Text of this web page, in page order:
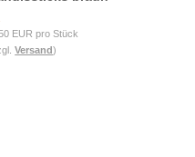
EUR pro Stück
Versand)